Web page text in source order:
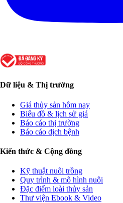
Dữ liệu & Thị trường
Giá thủy sản hôm nay
Biểu đồ & lịch sử giá
Báo cáo thị trường
Báo cáo dịch bệnh
Kiến thức & Cộng đồng
Kỹ thuật nuôi trồng
Quy trình & mô hình nuôi
Đặc điểm loài thủy sản
Thư viện Ebook & Video